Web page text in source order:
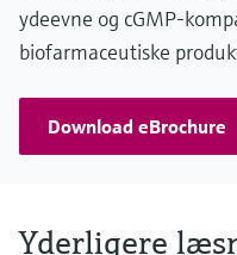
ydeevne og cGMP-
biofarmaceutiske
Download eBrochure
Yderligere